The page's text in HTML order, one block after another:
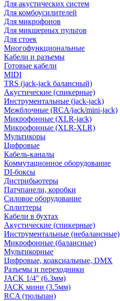
Для акустических систем
Для комбоусилителей
Для микрофонов
Для микшерных пультов
Для стоек
Многофункциональные
Кабели и разъемы
Готовые кабели
MIDI
TRS (jack-jack балансный)
Акустические (спикерные)
Инструментальные (jack-jack)
Межблочные (RCA/jack/mini-jack)
Микрофонные (XLR-jack)
Микрофонные (XLR-XLR)
Мультикоры
Цифровые
Кабель-каналы
Коммутационное оборудование
DI-боксы
Дистрибьютеры
Патчпанели, коробки
Силовое оборудование
Сплиттеры
Кабели в бухтах
Акустические (спикерные)
Инструментальные (небалансные)
Микрофонные (балансные)
Мультикорные
Цифровые, коаксиальные, DMX
Разъемы и переходники
JACK 1/4" (6.3мм)
JACK мини (3.5мм)
RCA (тюльпан)